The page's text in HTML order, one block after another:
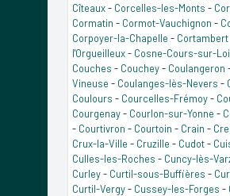
Cîteaux- Corcelles-les-Monts -
Cormatin - Cormot-Vauchignon -
Corpoyer-la-Chapelle - Cortambert
l'Orgueilleux- Cosne-Cours-sur-
Couches - Couchey- Coulangeron
Vineuse - Coulanges-lès-Nevers -
Coulours - Courcelles-Frémoy-
Courgenay- Courlon-sur-Yonne -
- Courtivron - Courtoin - Crain -
Crux-la-Ville - Cruzille - Cudot-
Culles-les-Roches - Cuncy-lès-
Curley- Curtil-sous-Buffières -
Curtil-Vergy- Cussey-les-Forges -